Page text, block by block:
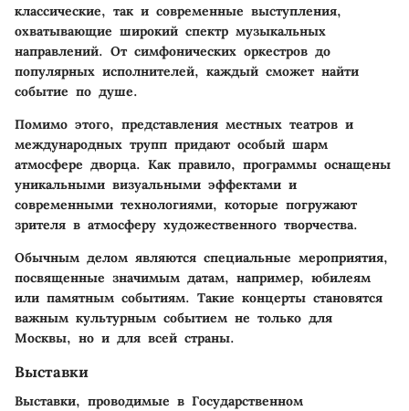
классические, так и современные выступления,
охватывающие широкий спектр музыкальных
направлений. От симфонических оркестров до
популярных исполнителей, каждый сможет найти
событие по душе.
Помимо этого, представления местных театров и
международных трупп придают особый шарм
атмосфере дворца. Как правило, программы оснащены
уникальными визуальными эффектами и
современными технологиями, которые погружают
зрителя в атмосферу художественного творчества.
Обычным делом являются специальные мероприятия,
посвященные значимым датам, например, юбилеям
или памятным событиям. Такие концерты становятся
важным культурным событием не только для
Москвы, но и для всей страны.
Выставки
Выставки, проводимые в Государственном